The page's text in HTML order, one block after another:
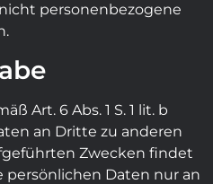
personenbezogene
Art. 6 Abs. 1 S. 1 lit. b
an Dritte zu anderen
Zwecken findet
Daten nur an